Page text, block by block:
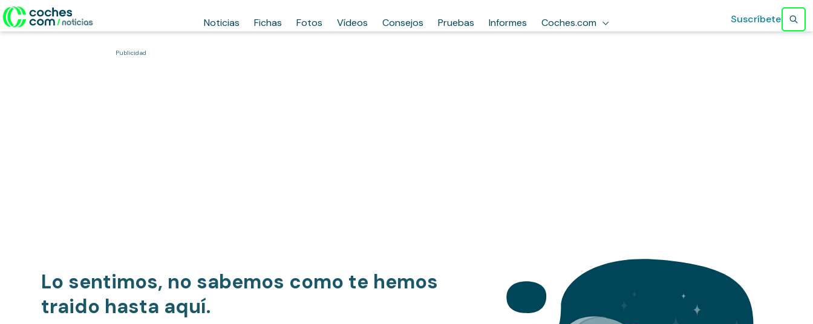
Noticias Fichas Fotos Vídeos Consejos Pruebas Informes Coches.com Suscríbete
Publicidad
Lo sentimos, no sabemos como te hemos
traido hasta aquí.